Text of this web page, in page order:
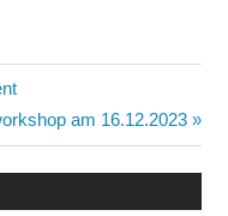
am 16.12.2023